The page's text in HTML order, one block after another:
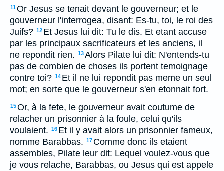
11Or Jesus se tenait devant le gouverneur; et le
gouverneur l'interrogea, disant: Es-tu, toi, le roi des
Juifs? 12 Et Jesus lui dit: Tu le dis. Et etant accuse
par les principaux sacrificateurs et les anciens, il
ne repondit rien. 13Alors Pilate lui dit: N'entends-tu
pas de combien de choses ils portent temoignage
contre toi? 14 Et il ne lui repondit pas meme un seul
mot; en sorte que le gouverneur s'en etonnait fort.
15Or, à la fete, le gouverneur avait coutume de
relacher un prisonnier à la foule, celui qu'ils
voulaient. 16 Et il y avait alors un prisonnier fameux,
nomme Barabbas. 17 Comme donc ils etaient
assembles, Pilate leur dit: Lequel voulez-vous que
je vous relache, Barabbas, ou Jesus qui est appele